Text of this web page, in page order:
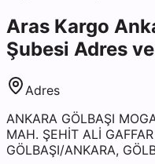
Aras Kargo
Şubesi Adres
Adres
ANKARA GÖLBAŞI
MAH. ŞEHİT ALİ
GÖLBAŞI/ANKARA,